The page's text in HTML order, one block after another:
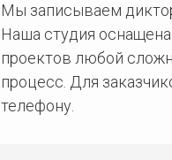
Мы записываем
Наша студия
проектов любой
процесс. Для
телефону.